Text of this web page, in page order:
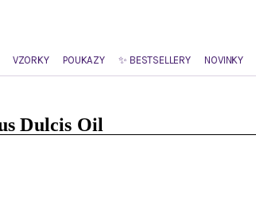
VZORKY POUKAZY ✨ BESTSELLERY NOVINKY
Dulcis Oil